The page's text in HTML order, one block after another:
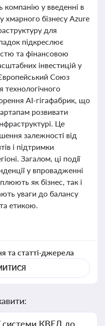
компанію у введенні в
хмарного бізнесу Azure
для
підкреслює
та фінансовою
інвестицій у
Союз
технологічного
AI-гігафабрик, що
розвивати
Це
залежності від
і підтримки
Загалом, ці події
у впровадженні
як бізнес, так і
уваги до балансу
етикою.
та статті-джерела
системи КВЕД до